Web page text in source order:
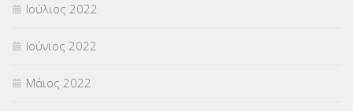
Ιούλιος 2022
Ιούνιος 2022
Μάιος 2022